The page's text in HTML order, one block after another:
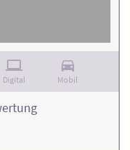
Digital Mobil